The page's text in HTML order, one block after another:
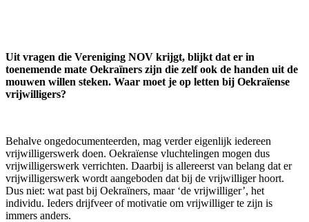
Uit vragen die Vereniging NOV krijgt, blijkt dat er in
toenemende mate Oekraïners zijn die zelf ook de handen uit de
mouwen willen steken. Waar moet je op letten bij Oekraïense
vrijwilligers?
Behalve ongedocumenteerden, mag verder eigenlijk iedereen
vrijwilligerswerk doen. Oekraïense vluchtelingen mogen dus
vrijwilligerswerk verrichten. Daarbij is allereerst van belang dat er
vrijwilligerswerk wordt aangeboden dat bij de vrijwilliger hoort.
Dus niet: wat past bij Oekraïners, maar ‘de vrijwilliger’, het
individu. Ieders drijfveer of motivatie om vrijwilliger te zijn is
immers anders.